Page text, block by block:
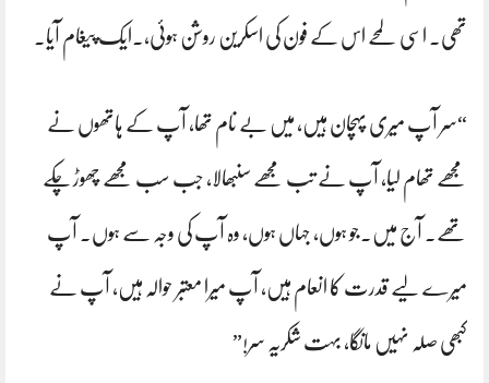
تھی۔ اسی لمحے اس کے فون کی اسکرین روشن ہوئی،۔ایک پیغام آیا۔
“سر آپ میری پہچان ہیں، میں بے نام تھا، آپ کے ہاتھوں نے
مجھے تھام لیا، آپ نے تب مجھے سنبھالا، جب سب مجھے چھوڑ چکے
تھے۔ آج میں۔جو ہوں، جہاں ہوں، وہ آپ کی وجہ سے ہوں۔ آپ
میرے لیے قدرت کا انعام ہیں، آپ میرا معتبر حوالہ ہیں، آپ نے
کبھی صلہ نہیں مانگا، بہت شکریہ سر!”